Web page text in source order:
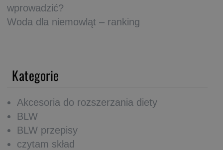
wprowadzić?
Woda dla niemowląt – ranking
Kategorie
Akcesoria do rozszerzania diety
BLW
BLW przepisy
czytam skład